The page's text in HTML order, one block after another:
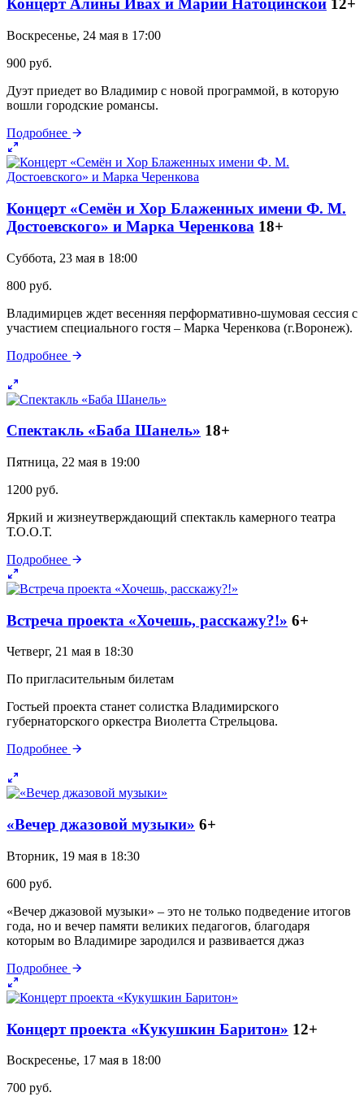
Концерт Алины Ивах и Марии Натоцинской 12+
Воскресенье, 24 мая в 17:00
900 руб.
Дуэт приедет во Владимир с новой программой, в которую
вошли городские романсы.
Подробнее
Концерт «Семён и Хор Блаженных имени Ф. М.
Достоевского» и Марка Черенкова 18+
Суббота, 23 мая в 18:00
800 руб.
Владимирцев ждет весенняя перформативно-шумовая сессия с
участием специального гостя – Марка Черенкова (г.Воронеж).
Подробнее
Спектакль «Баба Шанель» 18+
Пятница, 22 мая в 19:00
1200 руб.
Яркий и жизнеутверждающий спектакль камерного театра
Т.О.О.Т.
Подробнее
Встреча проекта «Хочешь, расскажу?!» 6+
Четверг, 21 мая в 18:30
По пригласительным билетам
Гостьей проекта станет солистка Владимирского
губернаторского оркестра Виолетта Стрельцова.
Подробнее
«Вечер джазовой музыки» 6+
Вторник, 19 мая в 18:30
600 руб.
«Вечер джазовой музыки» – это не только подведение итогов
года, но и вечер памяти великих педагогов, благодаря
которым во Владимире зародился и развивается джаз
Подробнее
Концерт проекта «Кукушкин Баритон» 12+
Воскресенье, 17 мая в 18:00
700 руб.